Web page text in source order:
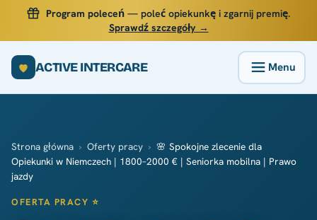
Program poleceń — poleć opiekunkę i zgarnij premię.
Sprawdź szczegóły →
ACTIVE INTERCARE
Strona główna › Oferty pracy › 🌸 Spokojne zlecenie dla
Opiekunki w Niemczech | 1800–2000 € | Seniorka mobilna | Prawo
jazdy
OFERTA PRACY ⭐